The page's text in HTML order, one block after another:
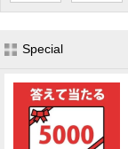
Special